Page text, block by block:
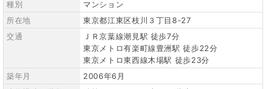
種別
マンション
所在地
東京都江東区枝川３丁目8-27
交通
ＪＲ京葉線潮見駅 徒歩7分
東京メトロ有楽町線豊洲駅 徒歩22分
東京メトロ東西線木場駅 徒歩23分
築年月
2006年6月